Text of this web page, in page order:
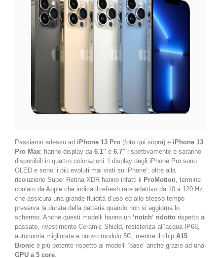
Passiamo adesso ad iPhone 13 Pro (foto qui sopra) e iPhone 13
Pro Max: hanno display da 6.1″ e 6.7″ rispettivamente e saranno
disponibili in quattro colorazioni. I display degli iPhone Pro sono
OLED e sono ‘i più evoluti mai visti su iPhone’: oltre alla
risoluzione Super Retina XDR hanno infatti il ProMotion , termine
coniato da Apple che indica il refresh rate adattivo da 10 a 120 Hz,
che assicura una grande fluidità d’uso ed allo stesso tempo
preserva la durata della batteria quando non si aggiorna lo
schermo. Anche questi modelli hanno un ‘notch’ ridotto rispetto al
passato, rivestimento Ceramic Shield, resistenza all’acqua IP68,
autonomia migliorata e nuovo modulo 5G, mentre il chip A15
Bionic è più potente rispetto ai modelli ‘base’ anche grazie ad una
GPU a 5 core